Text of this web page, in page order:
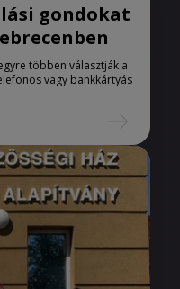
gondokat
többen választják a
vagy bankkártyás